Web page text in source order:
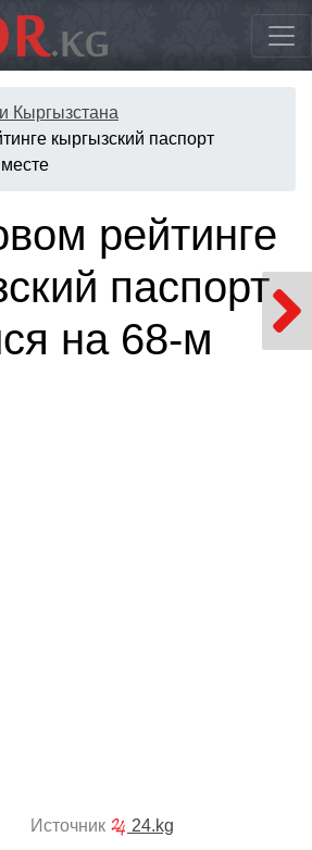
Кыргызстана
кыргызский паспорт
рейтинге
паспорт
на 68-м
Источник
24.kg